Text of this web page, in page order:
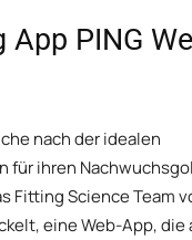
App PING
nach der idealen
für ihren
Fitting Science Team
eine Web-App, die